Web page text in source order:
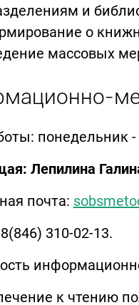
и
о
массовых
понедельник -
Лепилина
почта:
310-02-13.
к чтению